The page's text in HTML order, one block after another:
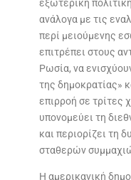
εξωτερική
ανάλογα με τις
περί μειούμενης
επιτρέπει στους
Ρωσία, να
της δημοκρατίας»
επιρροή σε
υπονομεύει τη
και περιορίζει τη
σταθερών
Η αμερικανική